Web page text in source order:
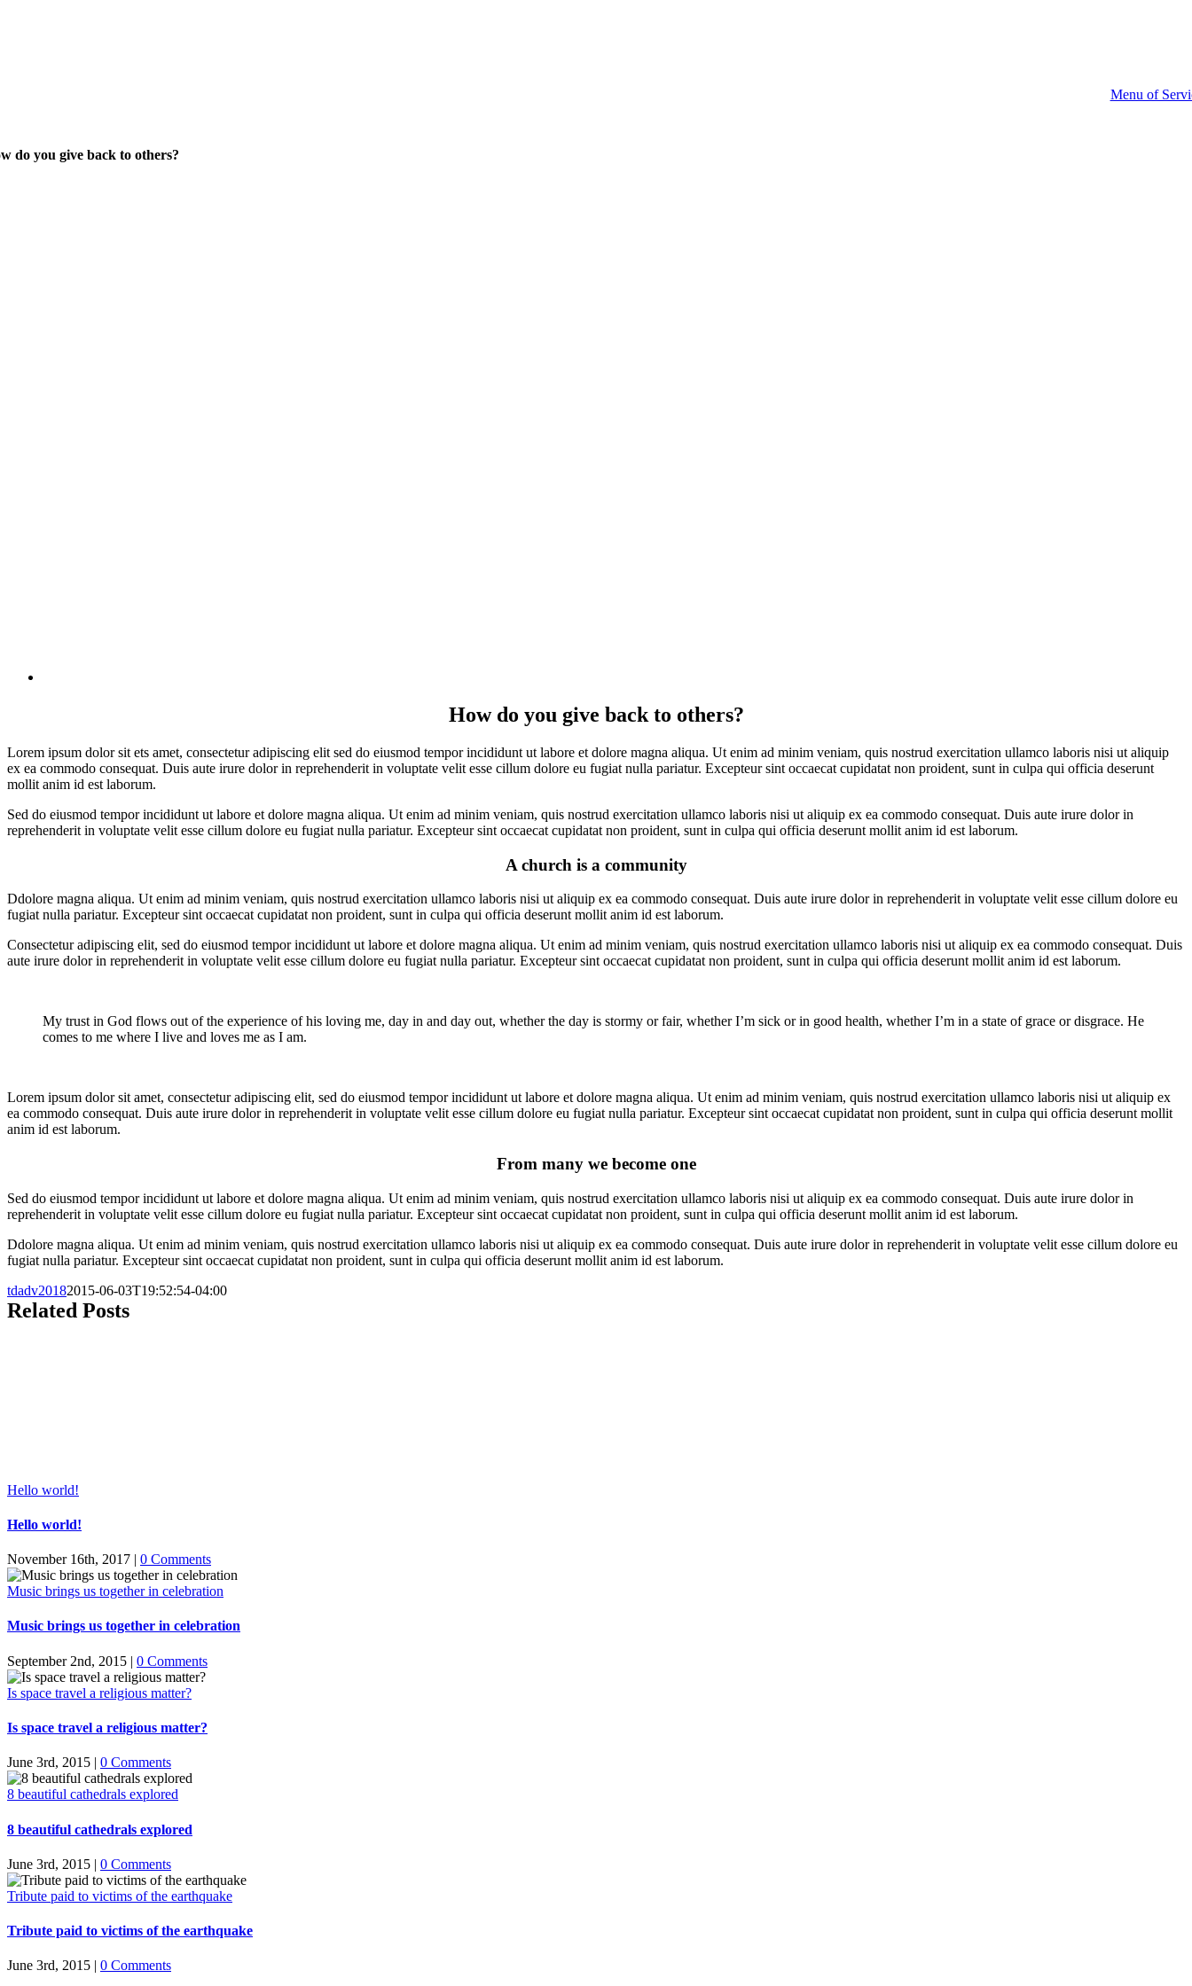
Menu of
do you give back to others?
How do you give back to others?
Lorem ipsum dolor sit ets amet, consectetur adipiscing elit sed do eiusmod tempor incididunt ut labore et dolore magna aliqua. Ut enim ad minim veniam, quis nostrud exercitation ullamco laboris nisi ut aliquip
ex ea commodo consequat. Duis aute irure dolor in reprehenderit in voluptate velit esse cillum dolore eu fugiat nulla pariatur. Excepteur sint occaecat cupidatat non proident, sunt in culpa qui officia deserunt
mollit anim id est laborum.
Sed do eiusmod tempor incididunt ut labore et dolore magna aliqua. Ut enim ad minim veniam, quis nostrud exercitation ullamco laboris nisi ut aliquip ex ea commodo consequat. Duis aute irure dolor in
reprehenderit in voluptate velit esse cillum dolore eu fugiat nulla pariatur. Excepteur sint occaecat cupidatat non proident, sunt in culpa qui officia deserunt mollit anim id est laborum.
A church is a community
Ddolore magna aliqua. Ut enim ad minim veniam, quis nostrud exercitation ullamco laboris nisi ut aliquip ex ea commodo consequat. Duis aute irure dolor in reprehenderit in voluptate velit esse cillum dolore eu
fugiat nulla pariatur. Excepteur sint occaecat cupidatat non proident, sunt in culpa qui officia deserunt mollit anim id est laborum.
Consectetur adipiscing elit, sed do eiusmod tempor incididunt ut labore et dolore magna aliqua. Ut enim ad minim veniam, quis nostrud exercitation ullamco laboris nisi ut aliquip ex ea commodo consequat. Duis
aute irure dolor in reprehenderit in voluptate velit esse cillum dolore eu fugiat nulla pariatur. Excepteur sint occaecat cupidatat non proident, sunt in culpa qui officia deserunt mollit anim id est laborum.
My trust in God flows out of the experience of his loving me, day in and day out, whether the day is stormy or fair, whether I’m sick or in good health, whether I’m in a state of grace or disgrace. He
comes to me where I live and loves me as I am.
Lorem ipsum dolor sit amet, consectetur adipiscing elit, sed do eiusmod tempor incididunt ut labore et dolore magna aliqua. Ut enim ad minim veniam, quis nostrud exercitation ullamco laboris nisi ut aliquip ex
ea commodo consequat. Duis aute irure dolor in reprehenderit in voluptate velit esse cillum dolore eu fugiat nulla pariatur. Excepteur sint occaecat cupidatat non proident, sunt in culpa qui officia deserunt mollit
anim id est laborum.
From many we become one
Sed do eiusmod tempor incididunt ut labore et dolore magna aliqua. Ut enim ad minim veniam, quis nostrud exercitation ullamco laboris nisi ut aliquip ex ea commodo consequat. Duis aute irure dolor in
reprehenderit in voluptate velit esse cillum dolore eu fugiat nulla pariatur. Excepteur sint occaecat cupidatat non proident, sunt in culpa qui officia deserunt mollit anim id est laborum.
Ddolore magna aliqua. Ut enim ad minim veniam, quis nostrud exercitation ullamco laboris nisi ut aliquip ex ea commodo consequat. Duis aute irure dolor in reprehenderit in voluptate velit esse cillum dolore eu
fugiat nulla pariatur. Excepteur sint occaecat cupidatat non proident, sunt in culpa qui officia deserunt mollit anim id est laborum.
tdadv20182015-06-03T19:52:54-04:00
Related Posts
Hello world!
Hello world!
November 16th, 2017 | 0 Comments
Music brings us together in celebration
Music brings us together in celebration
September 2nd, 2015 | 0 Comments
Is space travel a religious matter?
Is space travel a religious matter?
June 3rd, 2015 | 0 Comments
8 beautiful cathedrals explored
8 beautiful cathedrals explored
June 3rd, 2015 | 0 Comments
Tribute paid to victims of the earthquake
Tribute paid to victims of the earthquake
June 3rd, 2015 | 0 Comments